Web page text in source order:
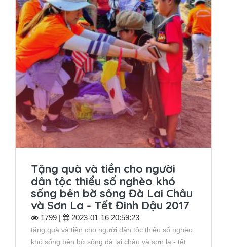
Tặng quà và tiền cho người
dân tộc thiểu số nghèo khó
sống bên bờ sông Đà Lai Châu
và Sơn La - Tết Đinh Dậu 2017
1799 |
2023-01-16 20:59:23
tặng quà và tiền cho người dân tộc thiểu số nghèo
khó sống bên bờ sông đà lai châu và sơn la - tết